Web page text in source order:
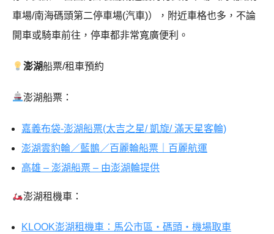
車場/南海碼頭第二停車場(汽車)），附近車格也多，不論
開車或騎車前往，停車都非常寬廣便利。
澎湖船票/租車預約
澎湖船票：
嘉義布袋-澎湖船票(太吉之星/ 凱旋/ 滿天星客輪)
澎湖雲豹輪／藍鵲／百麗輪船票｜百麗航運
高雄 – 澎湖船票 – 由澎湖輪提供
澎湖租機車：
KLOOK澎湖租機車：馬公市區・碼頭・機場取車